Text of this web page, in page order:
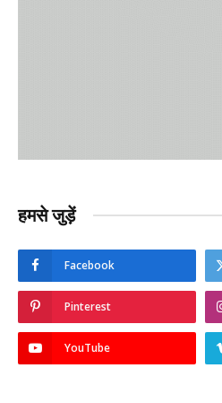
हमसे जुड़ें
Facebook
Pinterest
YouTube